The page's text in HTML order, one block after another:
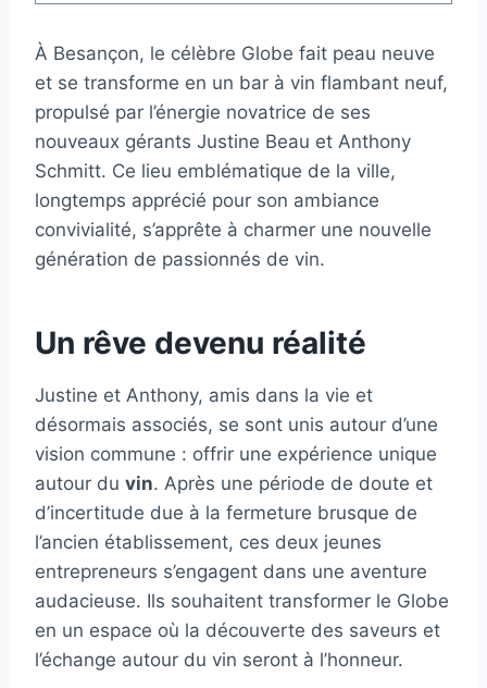
À Besançon, le célèbre Globe fait peau neuve
et se transforme en un bar à vin flambant neuf,
propulsé par l’énergie novatrice de ses
nouveaux gérants Justine Beau et Anthony
Schmitt. Ce lieu emblématique de la ville,
longtemps apprécié pour son ambiance
convivialité, s’apprête à charmer une nouvelle
génération de passionnés de vin.
Un rêve devenu réalité
Justine et Anthony, amis dans la vie et
désormais associés, se sont unis autour d’une
vision commune : offrir une expérience unique
autour du vin. Après une période de doute et
d’incertitude due à la fermeture brusque de
l’ancien établissement, ces deux jeunes
entrepreneurs s’engagent dans une aventure
audacieuse. Ils souhaitent transformer le Globe
en un espace où la découverte des saveurs et
l’échange autour du vin seront à l’honneur.